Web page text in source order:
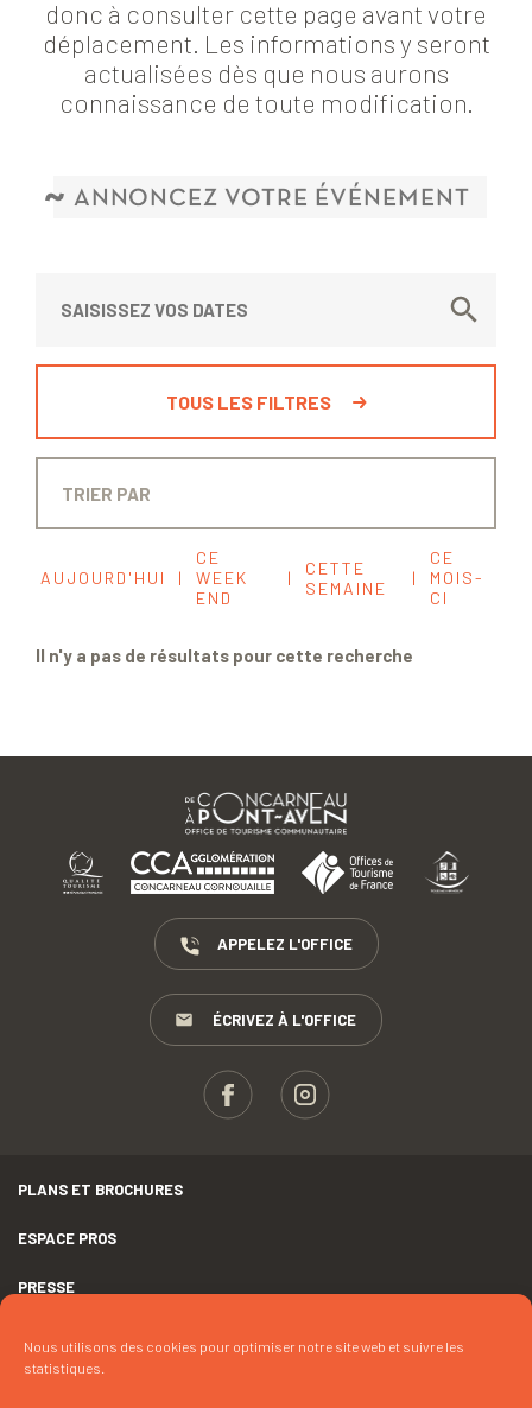
Nous utilisons des cookies pour optimiser notre site web et suivre les
statistiques.
donc à consulter cette page avant votre
déplacement. Les informations y seront
actualisées dès que nous aurons
connaissance de toute modification.
TOUS LES FILTRES
AUJOURD'HUI |
CE
WEEK
END
|
CETTE
SEMAINE
|
CE
MOIS-
CI
Il n'y a pas de résultats pour cette recherche
APPELEZ L'OFFICE
ÉCRIVEZ À L'OFFICE
PLANS ET BROCHURES
ESPACE PROS
PRESSE